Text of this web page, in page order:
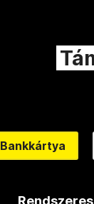
Bankkártya
Rendszeres